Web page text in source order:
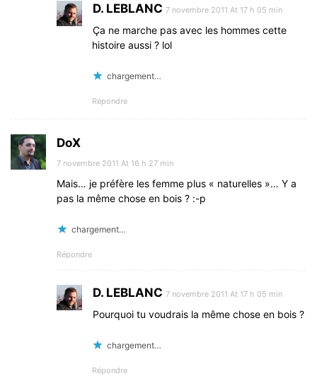
D. LEBLANC 7 novembre 2011 At 17 h 05 min
Ça ne marche pas avec les hommes cette
histoire aussi ? lol
chargement…
Répondre
DoX
7 novembre 2011 At 16 h 27 min
Mais… je préfère les femme plus « naturelles »… Y a
pas la même chose en bois ? :-p
chargement…
Répondre
D. LEBLANC 7 novembre 2011 At 17 h 05 min
Pourquoi tu voudrais la même chose en bois ?
chargement…
Répondre